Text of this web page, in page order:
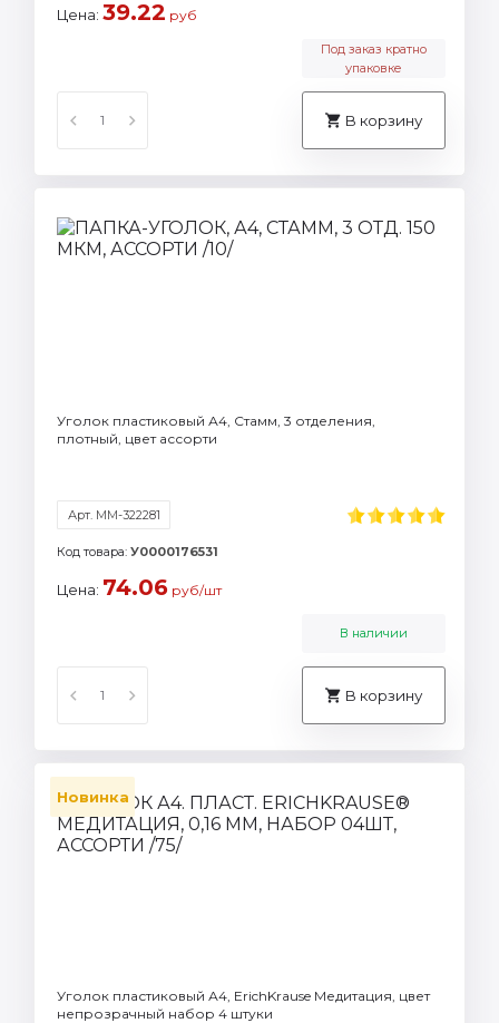
Цена: 39.22 руб
Под заказ кратно
упаковке
В корзину
Уголок пластиковый А4, Стамм, 3 отделения,
плотный, цвет ассорти
Арт. ММ-322281
Код товара: У0000176531
Цена: 74.06 руб/шт
В наличии
В корзину
Новинка
Уголок пластиковый А4, ErichKrause Медитация, цвет
непрозрачный набор 4 штуки